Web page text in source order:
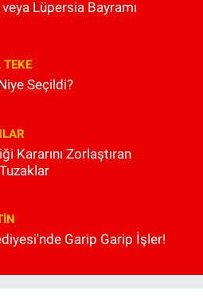
Lüpersia Bayramı
TEKE
Seçildi?
Kararını Zorlaştıran
Garip Garip İşler!